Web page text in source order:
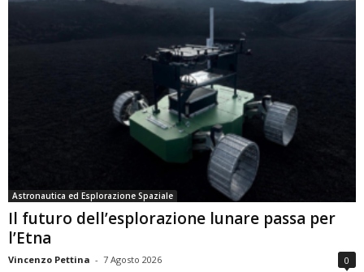
Astronautica ed Esplorazione Spaziale
Il futuro dell’esplorazione lunare passa per
l’Etna
Vincenzo Pettina - 7 Agosto 2026 0